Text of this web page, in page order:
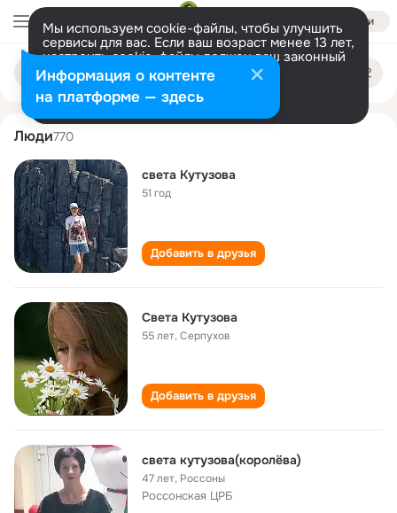
Войти
Мы используем cookie-файлы, чтобы улучшить
сервисы для вас. Если ваш возраст менее 13 лет,
настроить cookie-файлы должен ваш законный
представитель. Больше информации
Разрешить все Настроить
Поиск
людям
sveta kutuzova
Люди770
света Кутузова
51 год
Добавить в друзья
Света Кутузова
55 лет,Серпухов
Добавить в друзья
cвета кутузова(королёва)
47 лет, Россоны
Россонская ЦРБ
Информация о контенте
на платформе — здесь